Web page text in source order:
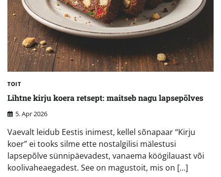
TOIT
Lihtne kirju koera retsept: maitseb nagu lapsepõlves
5. Apr 2026
Vaevalt leidub Eestis inimest, kellel sõnapaar “Kirju
koer” ei tooks silme ette nostalgilisi mälestusi
lapsepõlve sünnipäevadest, vanaema köögilauast või
koolivaheaegadest. See on magustoit, mis on […]